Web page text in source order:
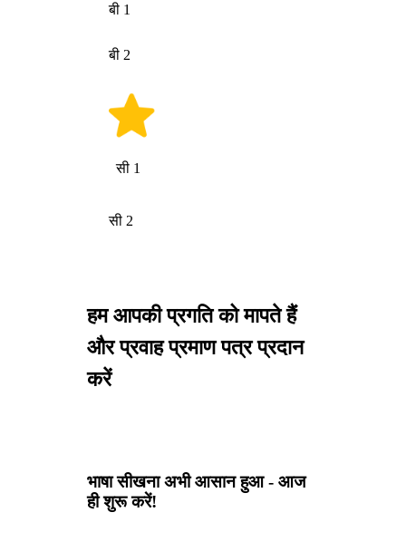
बी 1
बी 2
सी 1
सी 2
हम आपकी प्रगति को मापते हैं
और प्रवाह प्रमाण पत्र प्रदान
करें
भाषा सीखना अभी आसान हुआ - आज
ही शुरू करें!